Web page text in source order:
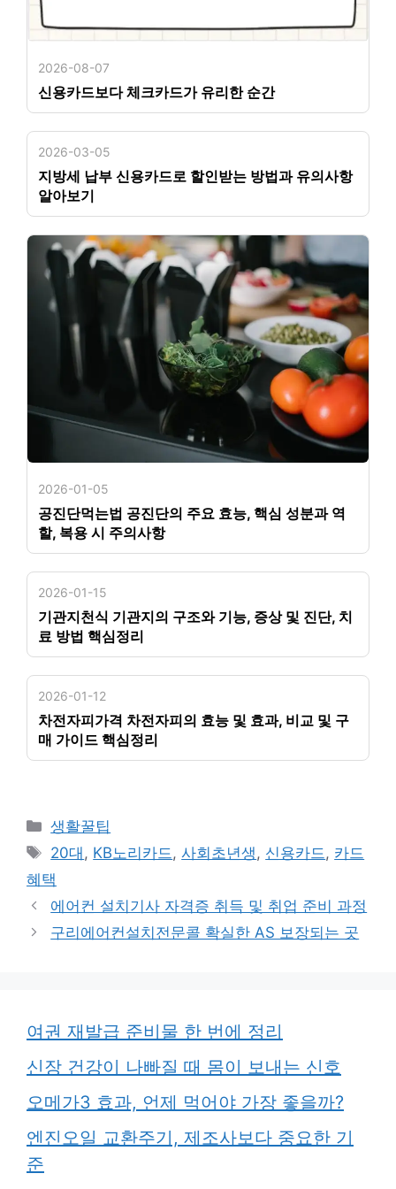
2026-08-07
신용카드보다 체크카드가 유리한 순간
2026-03-05
지방세 납부 신용카드로 할인받는 방법과 유의사항
알아보기
2026-01-05
공진단먹는법 공진단의 주요 효능, 핵심 성분과 역
할, 복용 시 주의사항
2026-01-15
기관지천식 기관지의 구조와 기능, 증상 및 진단, 치
료 방법 핵심정리
2026-01-12
차전자피가격 차전자피의 효능 및 효과, 비교 및 구
매 가이드 핵심정리
카
테
리
생활꿀팁
태
그
20대 , KB노리카드,사회초년생, 신용카드, 카드
혜택
에어컨 설치기사 자격증 취득 및 취업 준비 과정
구리에어컨설치전문콜 확실한 AS 보장되는 곳
여권 재발급 준비물 한 번에 정리
신장 건강이 나빠질 때 몸이 보내는 신호
오메가3 효과, 언제 먹어야 가장 좋을까?
엔진오일 교환주기, 제조사보다 중요한 기
준